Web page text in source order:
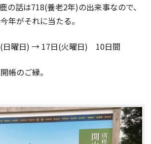
の話は718(養老2年)の出来事なので、
年がそれに当たる。
(日曜日) → 17日(火曜日) 10日間
帳のご縁。